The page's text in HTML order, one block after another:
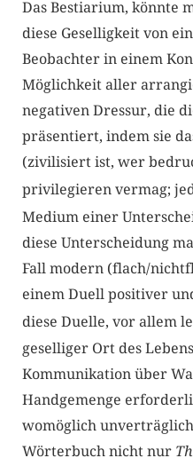
Das Bestiarium, könnte
diese Geselligkeit von
Beobachter in einem
Möglichkeit aller
negativen Dressur, die
präsentiert, indem sie
(zivilisiert ist, wer
privilegieren vermag;
Medium einer
diese Unterscheidung
Fall modern (flach/
einem Duell positiver
diese Duelle, vor allem
geselliger Ort des
Kommunikation über
Handgemenge
womöglich
Wörterbuch nicht nur